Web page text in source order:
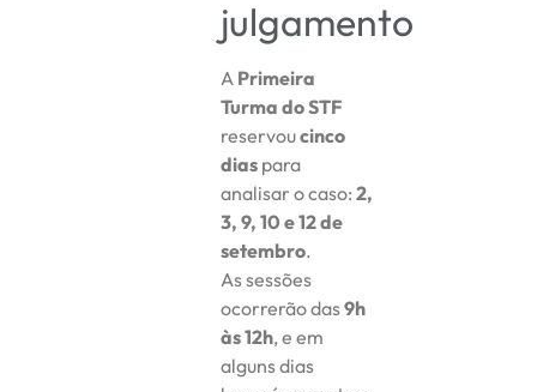
julgamento
A Primeira
Turma do STF
reservoucinco
dias para
analisar o caso:2,
3, 9, 10 e 12 de
setembro.
As sessões
ocorrerão das9h
às 12h, e em
alguns dias